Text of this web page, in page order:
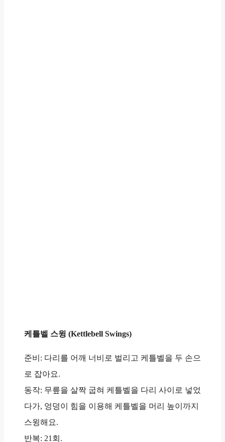
케틀벨 스윙 (Kettlebell Swings)
준비: 다리를 어깨 너비로 벌리고 케틀벨을 두 손으
로 잡아요.
동작: 무릎을 살짝 굽혀 케틀벨을 다리 사이로 넣었
다가, 엉덩이 힘을 이용해 케틀벨을 머리 높이까지
스윙해요.
반복: 21회.